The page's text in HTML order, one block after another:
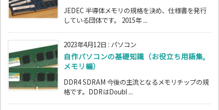
JEDEC 半導体メモリの規格を決め、仕様書を発行
している団体です。 2015年 ...
2023年4月12日 : パソコン
自作パソコンの基礎知識（お役立ち用語集,
メモリ編）
DDR4 SDRAM 今後の主流となるメモリチップの規
格です。DDRはDoubl ...